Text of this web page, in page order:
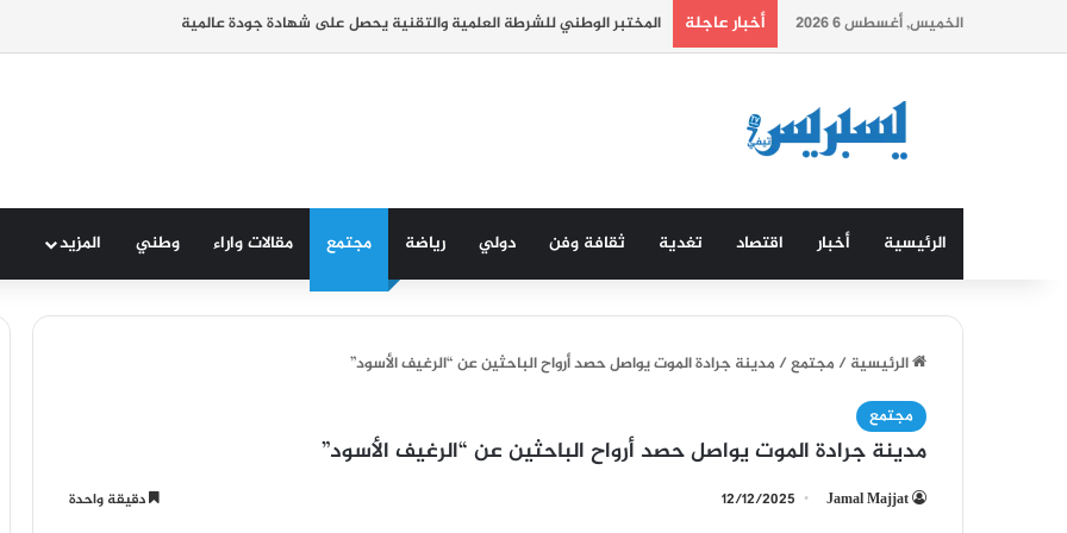
الخميس, أغسطس 6 2026 أخبار عاجلة المختبر الوطني للشرطة العلمية والتقنية يحصل على شهادة جودة عالمية
الرئيسية أخبار اقتصاد تغدية ثقافة وفن دولي رياضة مجتمع مقالات واراء وطني المزيد
الرئيسية/مجتمع/مدينة جرادة الموت يواصل حصد أرواح الباحثين عن “الرغيف الأسود”
مجتمع
مدينة جرادة الموت يواصل حصد أرواح الباحثين عن “الرغيف الأسود”
Jamal Majjat
12/12/2025 دقيقة واحدة